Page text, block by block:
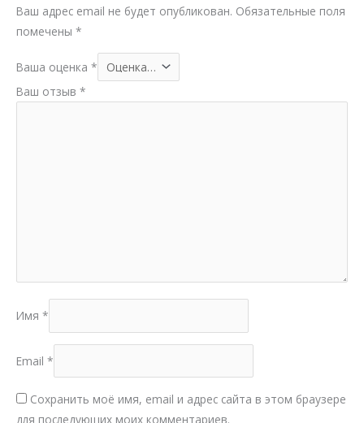
Ваш адрес email не будет опубликован. Обязательные поля
помечены *
Ваша оценка *
Ваш отзыв *
Имя *
Email *
Сохранить моё имя, email и адрес сайта в этом браузере
для последующих моих комментариев.